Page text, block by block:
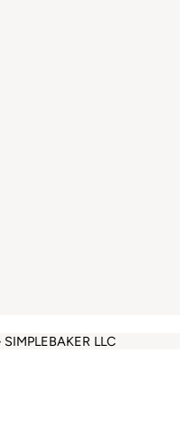
LLC